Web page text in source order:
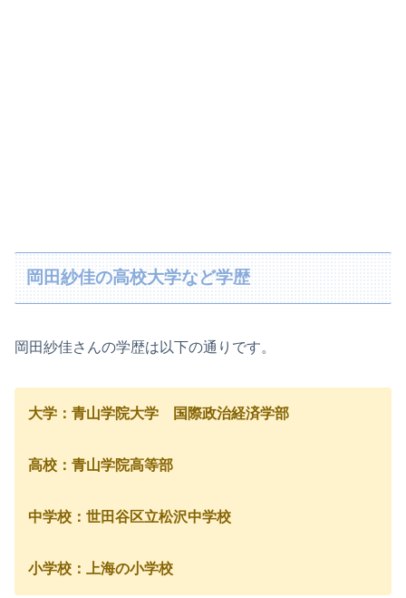
岡田紗佳の高校大学など学歴
岡田紗佳さんの学歴は以下の通りです。
大学：青山学院大学 国際政治経済学部
高校：青山学院高等部
中学校：世田谷区立松沢中学校
小学校：上海の小学校